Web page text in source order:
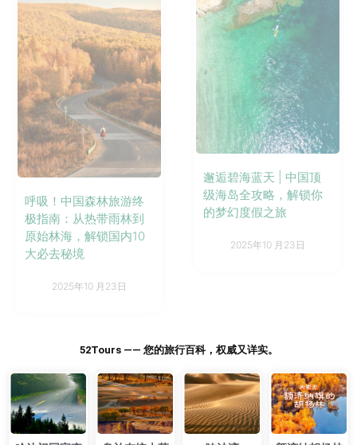
呼吸！中国森林旅游终
极指南：从热带雨林到
原始林海，解锁国内10
大必去秘境
2025年10 月23日
邂逅碧海蓝天 | 中国顶
级海岛全攻略，解锁你
的梦幻度假之旅
2025年10 月23日